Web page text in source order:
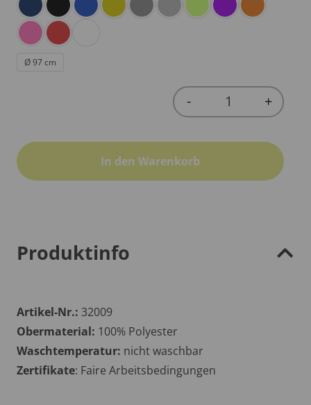
Ø 97 cm
Quantity
- +
In den Warenkorb
Produktinfo
Artikel-Nr.: 32009
Obermaterial: 100% Polyester
Waschtemperatur: nicht waschbar
Zertifikate: Faire Arbeitsbedingungen